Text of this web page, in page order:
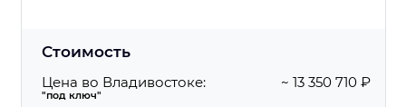
Стоимость
Цена во Владивостоке:
"под ключ"
~ 13 350 710 ₽